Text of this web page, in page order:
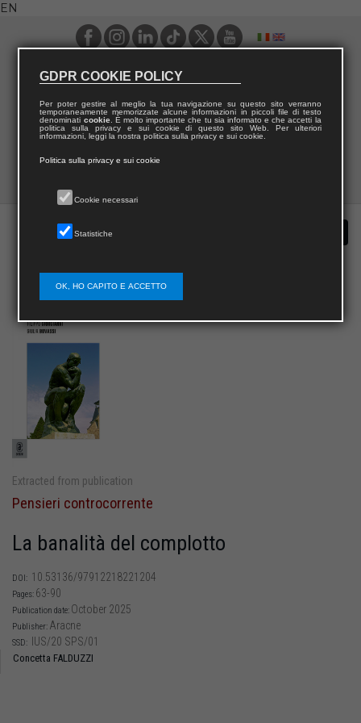
EN
Extracted from publication
Pensieri controcorrente
La banalità del complotto
DOI: 10.53136/97912218221204
Pages: 63-90
Publication date: October 2025
Publisher: Aracne
SSD: IUS/20 SPS/01
Concetta FALDUZZI
GDPR COOKIE POLICY
Per poter gestire al meglio la tua navigazione su questo sito verranno
temporaneamente memorizzate alcune informazioni in piccoli file di testo
denominati cookie. È molto importante che tu sia informato e che accetti la
politica sulla privacy e sui cookie di questo sito Web. Per ulteriori
informazioni, leggi la nostra politica sulla privacy e sui cookie.
Politica sulla privacy e sui cookie
Cookie necessari
Statistiche
OK, HO CAPITO E ACCETTO